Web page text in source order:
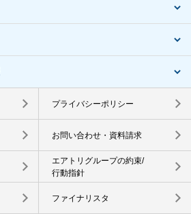
プライバシーポリシー
お問い合わせ・資料請求
エアトリグループの約束/
行動指針
ファイナリスタ